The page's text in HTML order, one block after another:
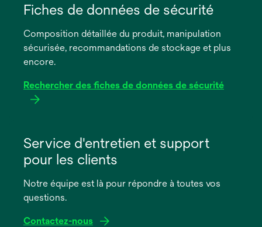
dans
nouvel
onglet
Fiches de données de sécurité
Composition détaillée du produit, manipulation
sécurisée, recommandations de stockage et plus
encore.
Rechercher des fiches de données de sécurité
dans
nouvel
onglet
Service d'entretien et support
pour les clients
Notre équipe est là pour répondre à toutes vos
questions.
Contactez-nous